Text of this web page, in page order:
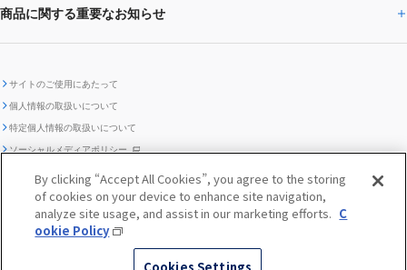
株主・投資家サポート
IRカレンダー
ディスクロージャー
ポリシー
環境
ガバナンス
編集方針 レポートライブラリー
企業スポーツ
SUBARUびと
SUBARUデザイン
「SUBARUらしさ」を
際立たせる技術
2.環境技術
『魔改造の夜』特設サイト
採用情報トップ
SUBARU Lab採用（中途）
販売会社グループ採用 期間従業員採用
障がい者採用（中途）
商品に関する重要なお知らせ
SUBARU ハイブリッド車 レスキュ
ー時の取扱い
自動車リサイクル リコール情報
助手席エアバッグに関する重要な
SUBARUのロゴ・標章を不正使用
した模倣品にご注意ください
サイトのご使用にあたって
個人情報の取扱いについて
特定個人情報の取扱いについて
ソーシャルメディアポリシー
お問い合わせ ／ よくあるご質問
クッキーポリシー
メディア
By clicking “Accept All Cookies”, you agree to the storing
of cookies on your device to enhance site navigation,
analyze site usage, and assist in our marketing efforts. C
ookie Policy